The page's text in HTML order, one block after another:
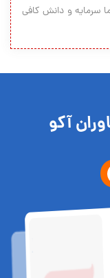
سرمایه و دانش کافی
آکو